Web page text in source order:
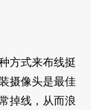
方式来布线挺
摄像头是最佳
掉线，从而浪